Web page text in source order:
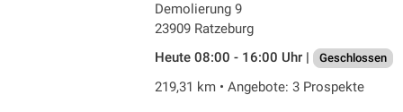
Demolierung 9
23909 Ratzeburg
Heute 08:00 - 16:00 Uhr |
Geschlossen
219,31 km • Angebote: 3 Prospekte